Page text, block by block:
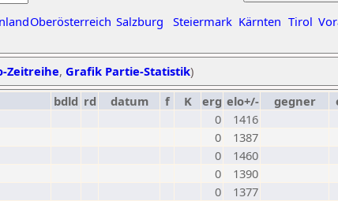
Oberösterreich Salzburg Steiermark Kärnten Tirol
Zeitreihe, Grafik Partie-Statistik)
bdld rd datum f K erg elo+/- gegner
0
1416
0
1387
0
1460
0
1390
0
1377